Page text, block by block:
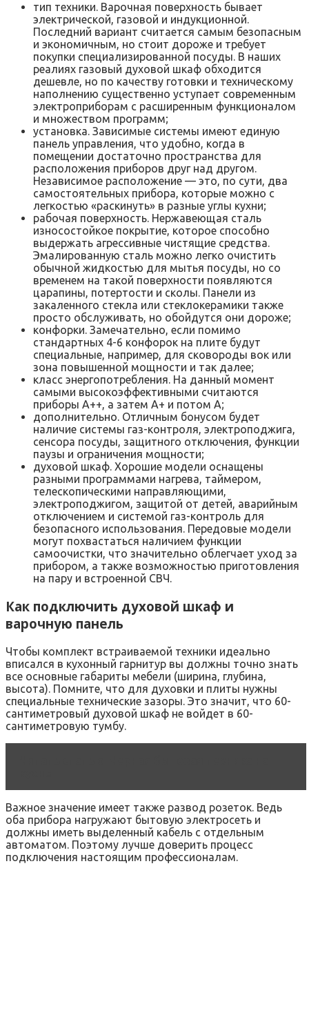
тип техники. Варочная поверхность бывает
электрической, газовой и индукционной.
Последний вариант считается самым безопасным
и экономичным, но стоит дороже и требует
покупки специализированной посуды. В наших
реалиях газовый духовой шкаф обходится
дешевле, но по качеству готовки и техническому
наполнению существенно уступает современным
электроприборам с расширенным функционалом
и множеством программ;
установка. Зависимые системы имеют единую
панель управления, что удобно, когда в
помещении достаточно пространства для
расположения приборов друг над другом.
Независимое расположение — это, по сути, два
самостоятельных прибора, которые можно с
легкостью «раскинуть» в разные углы кухни;
рабочая поверхность. Нержавеющая сталь
износостойкое покрытие, которое способно
выдержать агрессивные чистящие средства.
Эмалированную сталь можно легко очистить
обычной жидкостью для мытья посуды, но со
временем на такой поверхности появляются
царапины, потертости и сколы. Панели из
закаленного стекла или стеклокерамики также
просто обслуживать, но обойдутся они дороже;
конфорки. Замечательно, если помимо
стандартных 4-6 конфорок на плите будут
специальные, например, для сковороды вок или
зона повышенной мощности и так далее;
класс энергопотребления. На данный момент
самыми высокоэффективными считаются
приборы А++, а затем А+ и потом А;
дополнительно. Отличным бонусом будет
наличие системы газ-контроля, электроподжига,
сенсора посуды, защитного отключения, функции
паузы и ограничения мощности;
духовой шкаф. Хорошие модели оснащены
разными программами нагрева, таймером,
телескопическими направляющими,
электроподжигом, защитой от детей, аварийным
отключением и системой газ-контроль для
безопасного использования. Передовые модели
могут похвастаться наличием функции
самоочистки, что значительно облегчает уход за
прибором, а также возможностью приготовления
на пару и встроенной СВЧ.
Как подключить духовой шкаф и
варочную панель
Чтобы комплект встраиваемой техники идеально
вписался в кухонный гарнитур вы должны точно знать
все основные габариты мебели (ширина, глубина,
высота). Помните, что для духовки и плиты нужны
специальные технические зазоры. Это значит, что 60-
сантиметровый духовой шкаф не войдет в 60-
сантиметровую тумбу.
Важное значение имеет также развод розеток. Ведь
оба прибора нагружают бытовую электросеть и
должны иметь выделенный кабель с отдельным
автоматом. Поэтому лучше доверить процесс
подключения настоящим профессионалам.